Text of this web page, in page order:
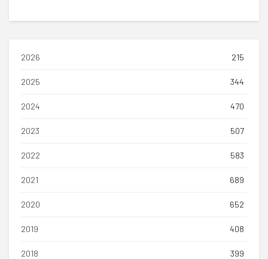
2026 215
2025 344
2024 470
2023 507
2022 583
2021 689
2020 652
2019 408
2018 399